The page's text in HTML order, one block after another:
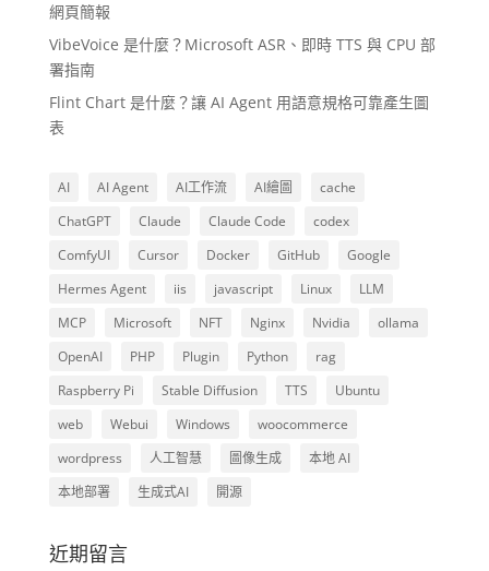
網頁簡報
VibeVoice 是什麼？Microsoft ASR、即時 TTS 與 CPU 部
署指南
Flint Chart 是什麼？讓 AI Agent 用語意規格可靠產生圖
表
AI AI Agent AI工作流 AI繪圖
cache
ChatGPT
Claude Claude Code
codex
ComfyUI
Cursor Docker GitHub
Google
Hermes Agent
iis javascript Linux
LLM
MCP
Microsoft NFT Nginx Nvidia
ollama
OpenAI
PHP Plugin Python
rag
Raspberry Pi
Stable Diffusion TTS
Ubuntu
web
Webui Windows
woocommerce
wordpress
人工智慧 圖像生成
本地 AI
本地部署
生成式AI 開源
近期留言